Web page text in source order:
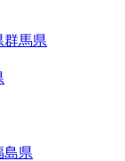
群馬県
島県